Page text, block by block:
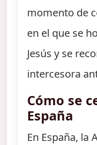
momento de
en el que se
Jesús y se
intercesora
Cómo se
España
En España, la